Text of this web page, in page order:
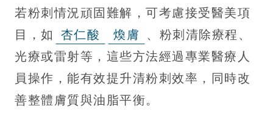
若粉刺情況頑固難解，可考慮接受醫美項
目，如 杏仁酸 煥膚 、粉刺清除療程、
光療或雷射等，這些方法經過專業醫療人
員操作，能有效提升清粉刺效率，同時改
善整體膚質與油脂平衡。